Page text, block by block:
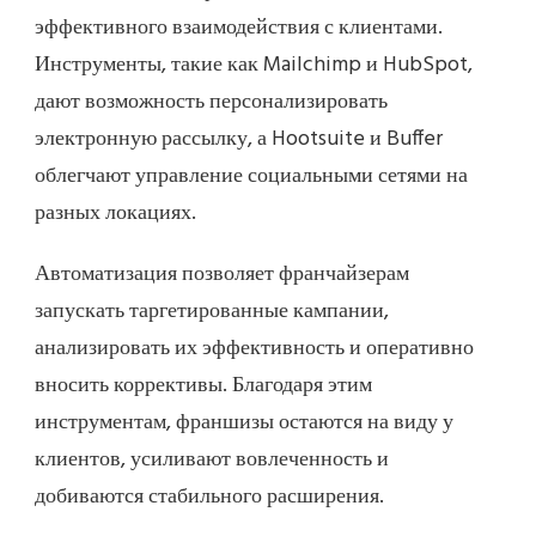
эффективного взаимодействия с клиентами.
Инструменты, такие как Mailchimp и HubSpot,
дают возможность персонализировать
электронную рассылку, а Hootsuite и Buffer
облегчают управление социальными сетями на
разных локациях.
Автоматизация позволяет франчайзерам
запускать таргетированные кампании,
анализировать их эффективность и оперативно
вносить коррективы. Благодаря этим
инструментам, франшизы остаются на виду у
клиентов, усиливают вовлеченность и
добиваются стабильного расширения.